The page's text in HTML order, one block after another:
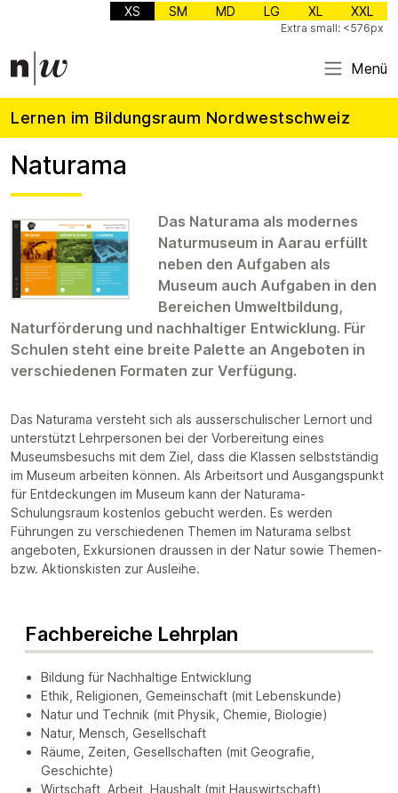
XS SM MD LG XL XXL
Extra small: <576px
Menü
Lernen im Bildungsraum Nordwestschweiz
Naturama
Das Naturama als modernes
Naturmuseum in Aarau erfüllt
neben den Aufgaben als
Museum auch Aufgaben in den
Bereichen Umweltbildung,
Naturförderung und nachhaltiger Entwicklung. Für
Schulen steht eine breite Palette an Angeboten in
verschiedenen Formaten zur Verfügung.
Das Naturama versteht sich als ausserschulischer Lernort und
unterstützt Lehrpersonen bei der Vorbereitung eines
Museumsbesuchs mit dem Ziel, dass die Klassen selbstständig
im Museum arbeiten können. Als Arbeitsort und Ausgangspunkt
für Entdeckungen im Museum kann der Naturama-
Schulungsraum kostenlos gebucht werden. Es werden
Führungen zu verschiedenen Themen im Naturama selbst
angeboten, Exkursionen draussen in der Natur sowie Themen-
bzw. Aktionskisten zur Ausleihe.
Fachbereiche Lehrplan
Bildung für Nachhaltige Entwicklung
Ethik, Religionen, Gemeinschaft (mit Lebenskunde)
Natur und Technik (mit Physik, Chemie, Biologie)
Natur, Mensch, Gesellschaft
Räume, Zeiten, Gesellschaften (mit Geografie,
Geschichte)
Wirtschaft, Arbeit, Haushalt (mit Hauswirtschaft)